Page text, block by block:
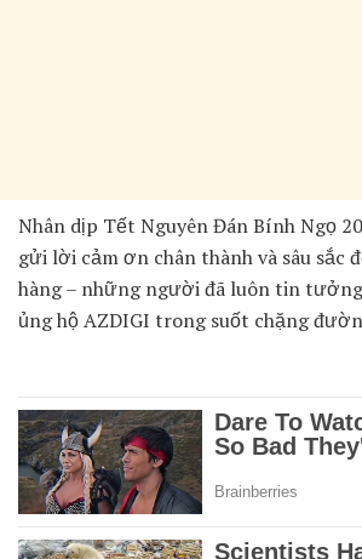
Nhân dịp Tết Nguyên Đán Bính Ngọ
gửi lời cảm ơn chân thành và sâu sắc
hàng – những người đã luôn tin
ủng hộ AZDIGI trong suốt chặng